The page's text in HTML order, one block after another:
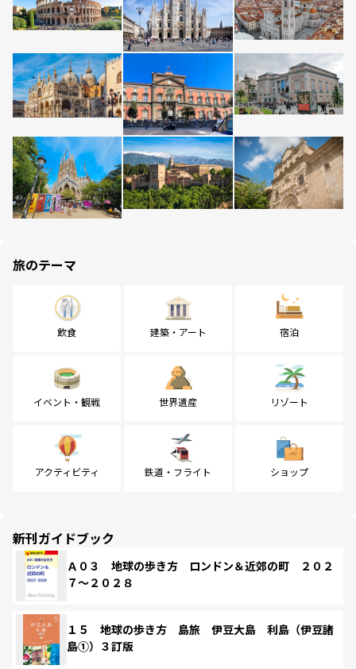
旅のテーマ
飲食 建築・アート 宿泊
イベント・観戦 世界遺産 リゾート
アクティビティ 鉄道・フライト ショップ
新刊ガイドブック
Ａ０３ 地球の歩き方 ロンドン＆近郊の町 ２０２
７～２０２８
１５ 地球の歩き方 島旅 伊豆大島 利島（伊豆諸
島①）３訂版